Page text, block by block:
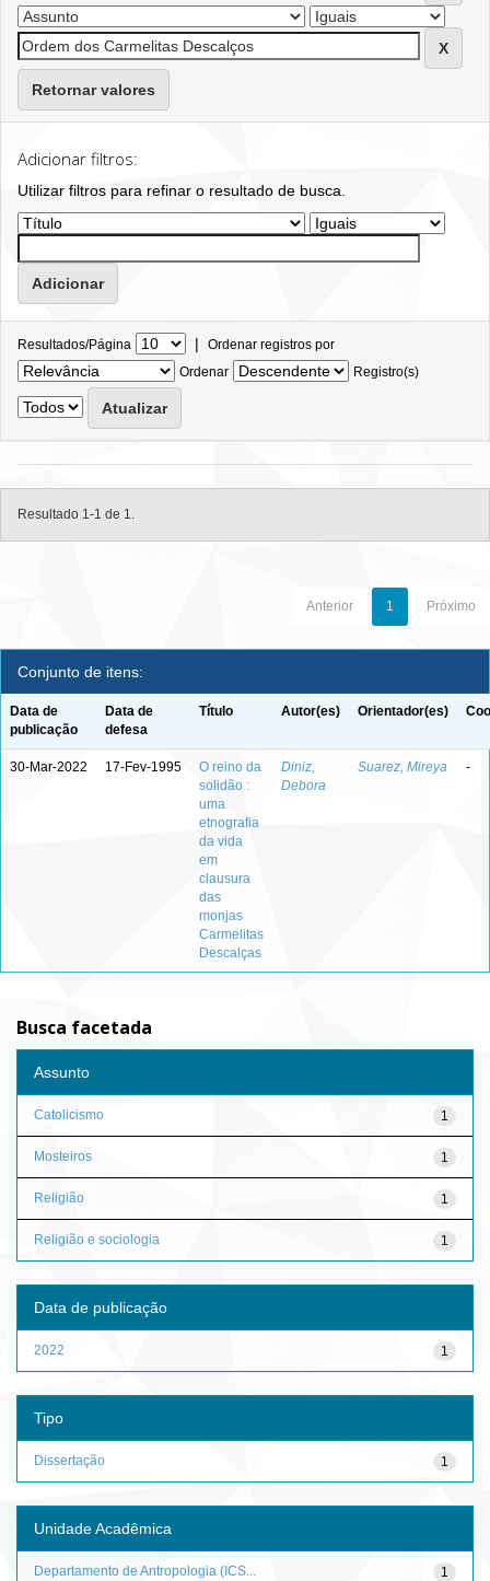
Retornar valores
Adicionar filtros:
Utilizar filtros para refinar o resultado de busca.
Resultados/Página | Ordenar registros por
Ordenar
Registro(s)
Resultado 1-1 de 1.
Anterior 1 Próximo
Conjunto de itens:
Data de
publicação
Data de
defesa
Título Autor(es) Orientador(es)
30-Mar-2022 17-Fev-1995
O reino da
solidão :
uma
etnografia
da vida
em
clausura
das
monjas
Carmelitas
Descalças
Diniz,
Debora
Suarez, Mireya -
Busca facetada
Assunto
1
Catolicismo
1
Mosteiros
1
Religião
1
Religião e sociologia
Data de publicação
1
2022
Tipo
1
Dissertação
Unidade Acadêmica
1
Departamento de Antropologia (ICS...